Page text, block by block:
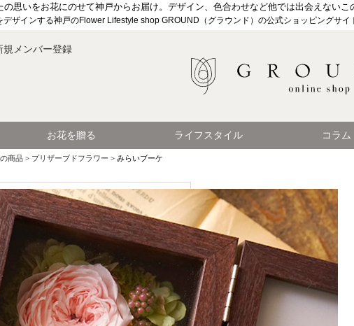
の思いをお花にのせて神戸からお届け。デザイン、色合わせなど他では出会えないこ
デザインする神戸のFlower Lifestyle shop GROUND（グラウンド）の公式ショッピングサイ
規メンバー登録
お花を贈る ライフスタイル コラム
商品 > プリザーブドフラワー > みらいブーケ